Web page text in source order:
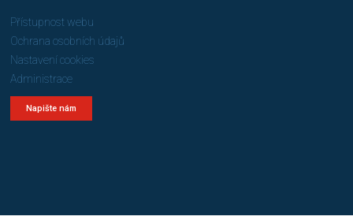
Přístupnost webu
Ochrana osobních údajů
Nastavení cookies
Administrace
Napište nám